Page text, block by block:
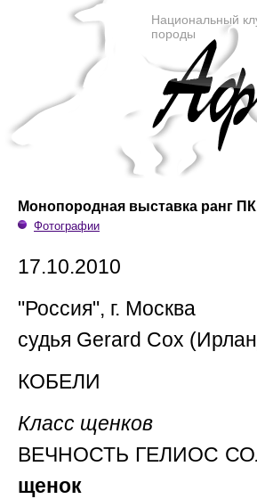
Национальный
породы
Монопородная выставка ранг
Фотографии
17.10.2010
"Россия", г. Москва
судья Gerard Cox
КОБЕЛИ
Класс щенков
ВЕЧНОСТЬ ГЕЛИОС
щенок